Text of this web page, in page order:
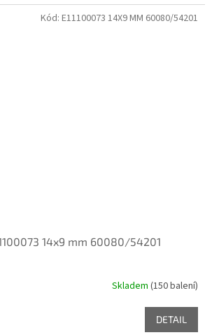
14x9 mm 60080/54201
Skladem (150 balení)
DETAIL
Kód: E11100073 14X9 MM 60080/54201